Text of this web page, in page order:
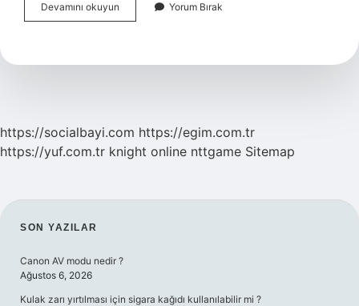
Devamını okuyun
Karar
Yorum Bırak
https://socialbayi.com https://egim.com.tr
https://yuf.com.tr knight online nttgame Sitemap
SIDEBAR
SON YAZILAR
Canon AV modu nedir ?
Ağustos 6, 2026
Kulak zarı yırtılması için sigara kağıdı kullanılabilir mi ?